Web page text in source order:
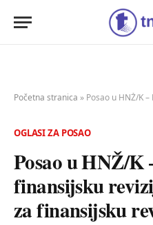
Početna stranica » Posao u HNŽ/K – Revizor
OGLASI ZA POSAO
Posao u HNŽ/K
finansijsku
za finansijsku